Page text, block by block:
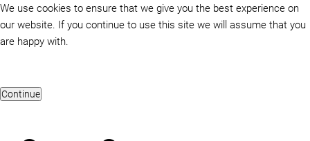
We use cookies to ensure that we give you the best experience on
our website. If you continue to use this site we will assume that you
are happy with.